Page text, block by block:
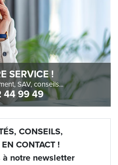
SERVICE !
SAV, conseils...
44 99 49
CONSEILS,
CONTACT !
à notre newsletter